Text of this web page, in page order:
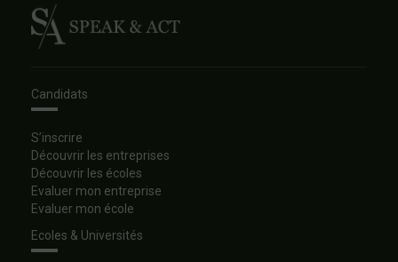
Candidats
S’inscrire
Découvrir les entreprises
Découvrir les écoles
Evaluer mon entreprise
Evaluer mon école
Ecoles & Universités